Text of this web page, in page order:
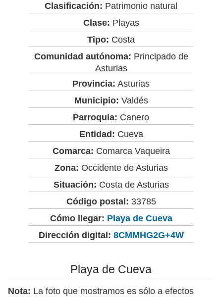
Clasificación: Patrimonio natural
Clase: Playas
Tipo: Costa
Comunidad autónoma: Principado de
Asturias
Provincia: Asturias
Municipio: Valdés
Parroquia: Canero
Entidad: Cueva
Comarca: Comarca Vaqueira
Zona: Occidente de Asturias
Situación: Costa de Asturias
Código postal: 33785
Cómo llegar: Playa de Cueva
Dirección digital: 8CMMHG2G+4W
Playa de Cueva
Nota: La foto que mostramos es sólo a efectos